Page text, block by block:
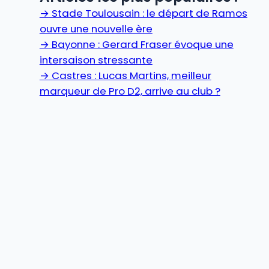
→ Stade Toulousain : le départ de Ramos
ouvre une nouvelle ère
→ Bayonne : Gerard Fraser évoque une
intersaison stressante
→ Castres : Lucas Martins, meilleur
marqueur de Pro D2, arrive au club ?